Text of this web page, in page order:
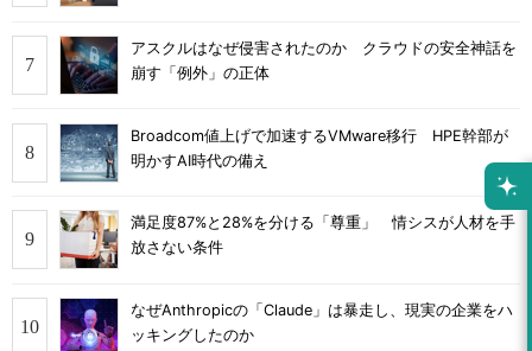
アスクルはなぜ侵害されたのか クラウドの安全神話を
崩す「例外」の正体
Broadcom値上げで加速するVMware移行 HPE幹部が
明かすAI時代の備え
満足度87%と28%を分ける「尊重」 情シスが人材を手
放さない条件
なぜAnthropicの「Claude」は暴走し、現実の企業をハ
ッキングしたのか